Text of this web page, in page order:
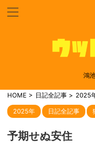
鴻
HOME > 日記全記事 > 2025
2025年 日記全記事
予期せぬ安住